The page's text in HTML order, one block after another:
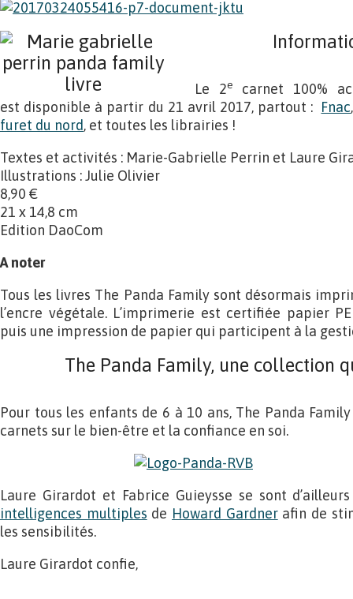
Le 2e
carnet 100%
est disponible à partir du 21 avril 2017, partout : Fnac
furet du nord, et toutes les librairies !
Textes et activités : Marie-Gabrielle Perrin et Laure
Illustrations : Julie Olivier
8,90 €
21 x 14,8 cm
Edition DaoCom
A noter
Tous les livres The Panda Family sont désormais
l’encre végétale. L’imprimerie est certifiée papier
puis une impression de papier qui participent à la
The Panda Family, une collection
Pour tous les enfants de 6 à 10 ans, The Panda
carnets sur le bien-être et la confiance en soi.
Laure Girardot et Fabrice Guieysse se sont
intelligences multiples de Howard Gardnerafin de
les sensibilités.
Laure Girardot confie,